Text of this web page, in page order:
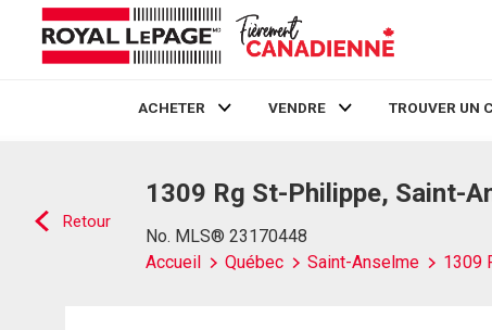
ACHETER VENDRE TROUVER UN
Retour
1309 Rg St-Philippe, Saint-
No. MLS® 23170448
Accueil
Québec Saint-Anselme 1309